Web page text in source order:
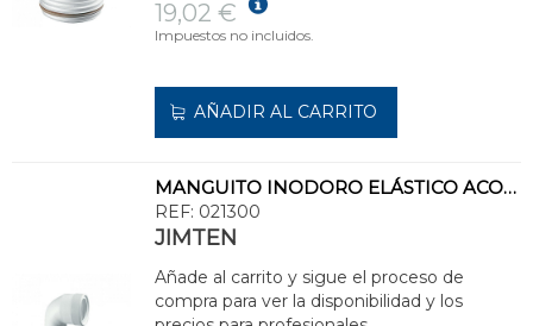
19,02 €
Impuestos no incluidos.
AÑADIR AL CARRITO
MANGUITO INODORO ELÁSTICO ACODADO S386 AJUSTABLE INTERIOR 110
REF: 021300
JIMTEN
Añade al carrito y sigue el proceso de
compra para ver la disponibilidad y los